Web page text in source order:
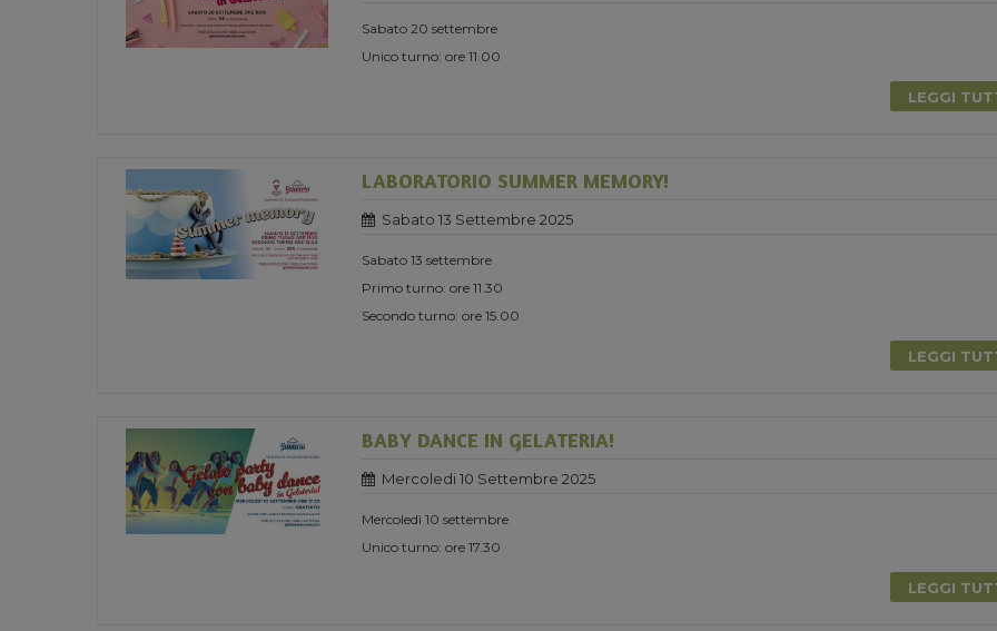
Sabato 20 settembre
Unico turno: ore 11.00
LEGGI
LABORATORIO SUMMER MEMORY!
Sabato 13 Settembre 2025
Sabato 13 settembre
Primo turno: ore 11.30
Secondo turno: ore 15.00
LEGGI
BABY DANCE IN GELATERIA!
Mercoledi 10 Settembre 2025
Mercoledì 10 settembre
Unico turno: ore 17.30
LEGGI